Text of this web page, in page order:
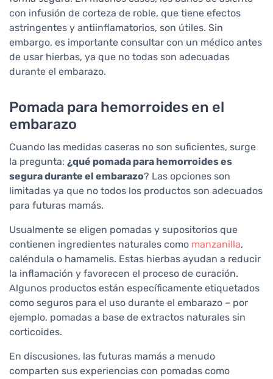
con infusión de corteza de roble, que tiene efectos
astringentes y antiinflamatorios, son útiles. Sin
embargo, es importante consultar con un médico antes
de usar hierbas, ya que no todas son adecuadas
durante el embarazo.
Pomada para hemorroides en el
embarazo
Cuando las medidas caseras no son suficientes, surge
la pregunta: ¿qué pomada para hemorroides es
segura durante el embarazo? Las opciones son
limitadas ya que no todos los productos son adecuados
para futuras mamás.
Usualmente se eligen pomadas y supositorios que
contienen ingredientes naturales como manzanilla,
caléndula o hamamelis. Estas hierbas ayudan a reducir
la inflamación y favorecen el proceso de curación.
Algunos productos están específicamente etiquetados
como seguros para el uso durante el embarazo – por
ejemplo, pomadas a base de extractos naturales sin
corticoides.
En discusiones, las futuras mamás a menudo
comparten sus experiencias con pomadas como